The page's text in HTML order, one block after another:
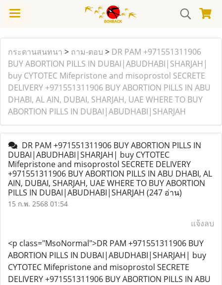
กระดานสนทนา > ถาม-ตอบ > DR PAM +971551311906
BUY ABORTION PILLS IN DUBAI|ABUDHABI|SHARJAH|
buy CYTOTEC Mifepristone and misoprostol SECRETE
DELIVERY +971551311906 BUY ABORTION PILLS IN ABU
DHABI, AL AIN, DUBAI, SHARJAH, UAE WHERE TO BUY
ABORTION PILLS IN DUBAI|ABUDHABI|SHARJAH
DR PAM +971551311906 BUY ABORTION PILLS IN
DUBAI|ABUDHABI|SHARJAH| buy CYTOTEC
Mifepristone and misoprostol SECRETE DELIVERY
+971551311906 BUY ABORTION PILLS IN ABU DHABI, AL
AIN, DUBAI, SHARJAH, UAE WHERE TO BUY ABORTION
PILLS IN DUBAI|ABUDHABI|SHARJAH (247 อ่าน)
15 ก.พ. 2568 01:54
แจ้งลบ
<p class="MsoNormal">DR PAM +971551311906 BUY
ABORTION PILLS IN DUBAI|ABUDHABI|SHARJAH| buy
CYTOTEC Mifepristone and misoprostol SECRETE
DELIVERY +971551311906 BUY ABORTION PILLS IN ABU